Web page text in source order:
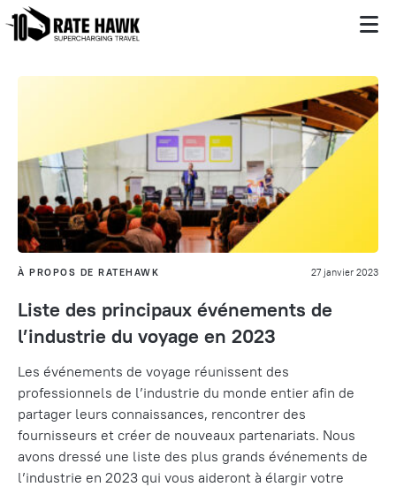
À PROPOS DE RATEHAWK 27 janvier 2023
Liste des principaux événements de
l’industrie du voyage en 2023
Les événements de voyage réunissent des
professionnels de l’industrie du monde entier afin de
partager leurs connaissances, rencontrer des
fournisseurs et créer de nouveaux partenariats. Nous
avons dressé une liste des plus grands événements de
l’industrie en 2023 qui vous aideront à élargir votre